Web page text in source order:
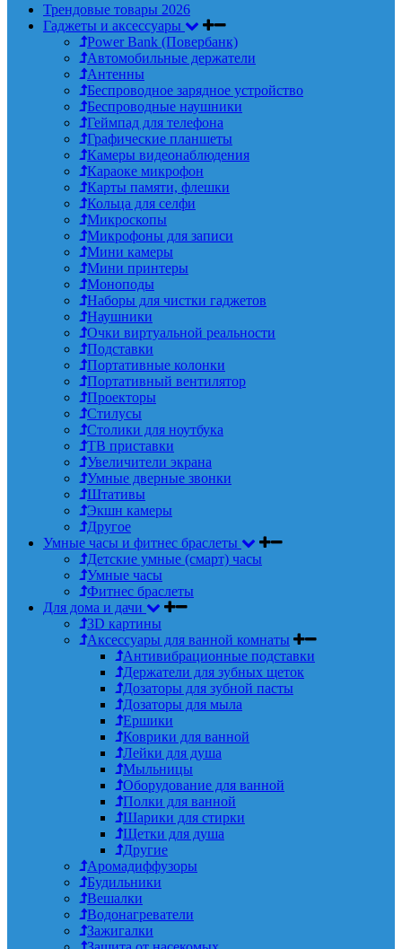
Трендовые товары 2026
Гаджеты и аксессуары
Power Bank (Повербанк)
Автомобильные держатели
Антенны
Беспроводное зарядное устройство
Беспроводные наушники
Геймпад для телефона
Графические планшеты
Камеры видеонаблюдения
Караоке микрофон
Карты памяти, флешки
Кольца для селфи
Микроскопы
Микрофоны для записи
Мини камеры
Мини принтеры
Моноподы
Наборы для чистки гаджетов
Наушники
Очки виртуальной реальности
Подставки
Портативные колонки
Портативный вентилятор
Проекторы
Стилусы
Столики для ноутбука
ТВ приставки
Увеличители экрана
Умные дверные звонки
Штативы
Экшн камеры
Другое
Умные часы и фитнес браслеты
Детские умные (смарт) часы
Умные часы
Фитнес браслеты
Для дома и дачи
3D картины
Аксессуары для ванной комнаты
Антивибрационные подставки
Держатели для зубных щеток
Дозаторы для зубной пасты
Дозаторы для мыла
Ершики
Коврики для ванной
Лейки для душа
Мыльницы
Оборудование для ванной
Полки для ванной
Шарики для стирки
Щетки для душа
Другие
Аромадиффузоры
Будильники
Вешалки
Водонагреватели
Зажигалки